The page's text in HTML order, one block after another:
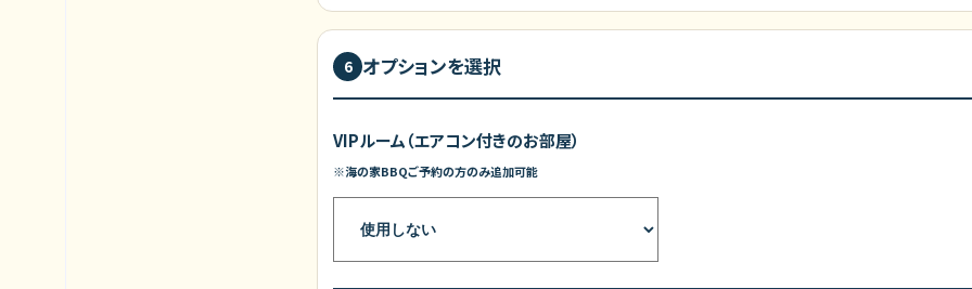
6 オプションを選択
VIPルーム（エアコン付きのお部屋）
※海の家BBQご予約の方のみ追加可能